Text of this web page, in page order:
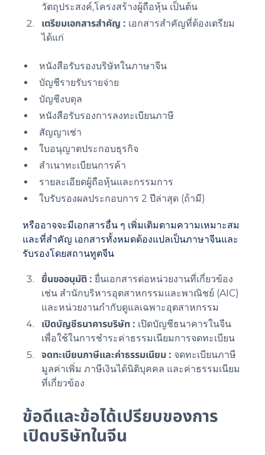
วัตถุประสงค์,โครงสร้างผู้ถือหุ้น เป็นต้น
เตรียมเอกสารสำคัญ : เอกสารสำคัญที่ต้องเตรียม
ได้แก่
หนังสือรับรองบริษัทในภาษาจีน
บัญชีรายรับรายจ่าย
บัญชีงบดุล
หนังสือรับรองการลงทะเบียนภาษี
สัญญาเช่า
ใบอนุญาตประกอบธุรกิจ
สำเนาทะเบียนการค้า
รายละเอียดผู้ถือหุ้นและกรรมการ
ใบรับรองผลประกอบการ 2 ปีล่าสุด (ถ้ามี)
หรืออาจจะมีเอกสารอื่น ๆ เพิ่มเติมตามความเหมาะสม
และที่สำคัญ เอกสารทั้งหมดต้องแปลเป็นภาษาจีนและ
รับรองโดยสถานทูตจีน
ยื่นขออนุมัติ :ยื่นเอกสารต่อหน่วยงานที่เกี่ยวข้อง
เช่น สำนักบริหารอุตสาหกรรมและพาณิชย์ (AIC)
และหน่วยงานกำกับดูแลเฉพาะอุตสาหกรรม
เปิดบัญชีธนาคารบริษัท : เปิดบัญชีธนาคารในจีน
เพื่อใช้ในการชำระค่าธรรมเนียมการจดทะเบียน
จดทะเบียนภาษีและค่าธรรมเนียม : จดทะเบียนภาษี
มูลค่าเพิ่ม ภาษีเงินได้นิติบุคคล และค่าธรรมเนียม
ที่เกี่ยวข้อง
ข้อดีและข้อได้เปรียบของการ
เปิดบริษัทในจีน